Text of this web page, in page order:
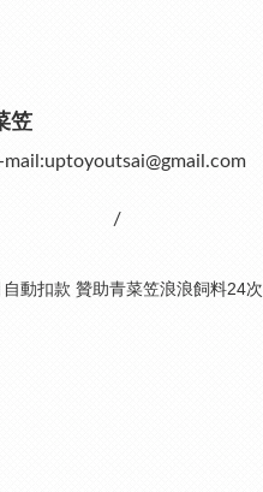
笠
mail:uptoyoutsai@gmail.com
/
自動扣款 贊助青菜笠浪浪飼料24次